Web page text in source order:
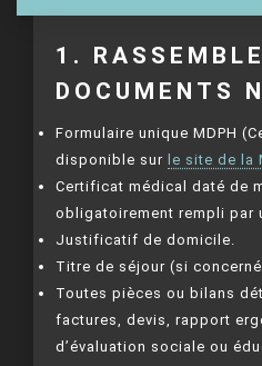
1.
DOCUMENTS
Formulaire unique MDPH
disponible sur le site de la
Certificat médical daté de
obligatoirement rempli par
Justificatif de domicile.
Titre de séjour (si
Toutes pièces ou bilans
factures, devis, rapport
d’évaluation sociale ou